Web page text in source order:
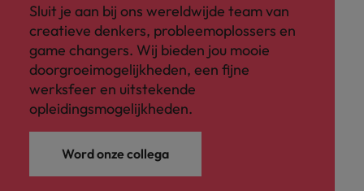
Sluit je aan bij ons wereldwijde team van
creatieve denkers, probleemoplossers en
game changers. Wij bieden jou mooie
doorgroeimogelijkheden, een fijne
werksfeer en uitstekende
opleidingsmogelijkheden.
Word onze collega